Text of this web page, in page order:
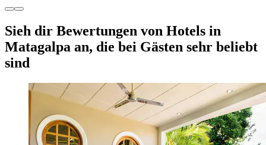
Sieh dir Bewertungen von Hotels in
Matagalpa an, die bei Gästen sehr beliebt
sind